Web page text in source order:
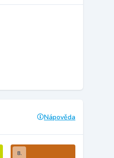
Nápověda
8.